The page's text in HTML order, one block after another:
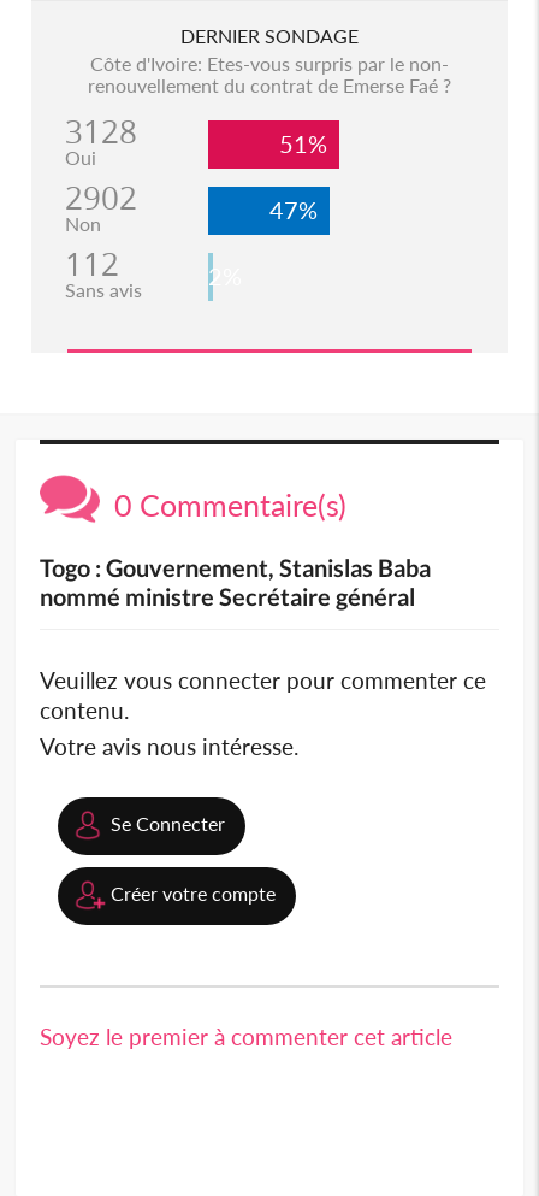
DERNIER SONDAGE
Côte d'Ivoire: Etes-vous surpris par le non-
renouvellement du contrat de Emerse Faé ?
3128
Oui 51%
2902
Non 47%
112
Sans avis 2%
0 Commentaire(s)
Togo : Gouvernement, Stanislas Baba
nommé ministre Secrétaire général
Veuillez vous connecter pour commenter ce
contenu.
Votre avis nous intéresse.
Se Connecter
Créer votre compte
Soyez le premier à commenter cet article